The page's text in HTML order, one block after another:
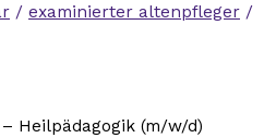
/ examinierter altenpfleger /
Heilpädagogik (m/w/d)